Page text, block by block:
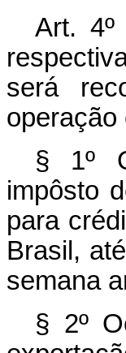
Art.
será
operação
§ 1º
impôsto
para
Brasil,
semana
§ 2º